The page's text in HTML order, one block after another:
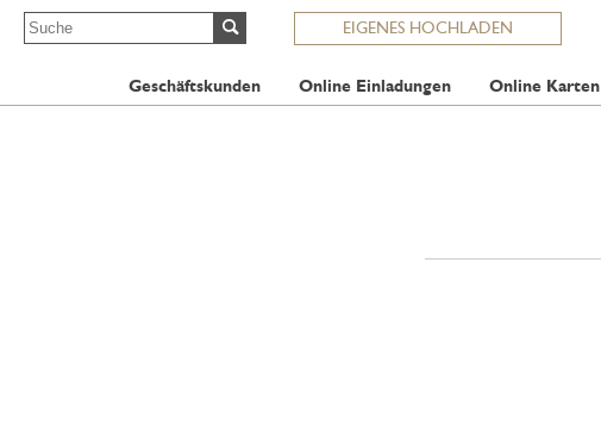
EIGENES HOCHLADEN
Geschäftskunden Online Einladungen Online Karten